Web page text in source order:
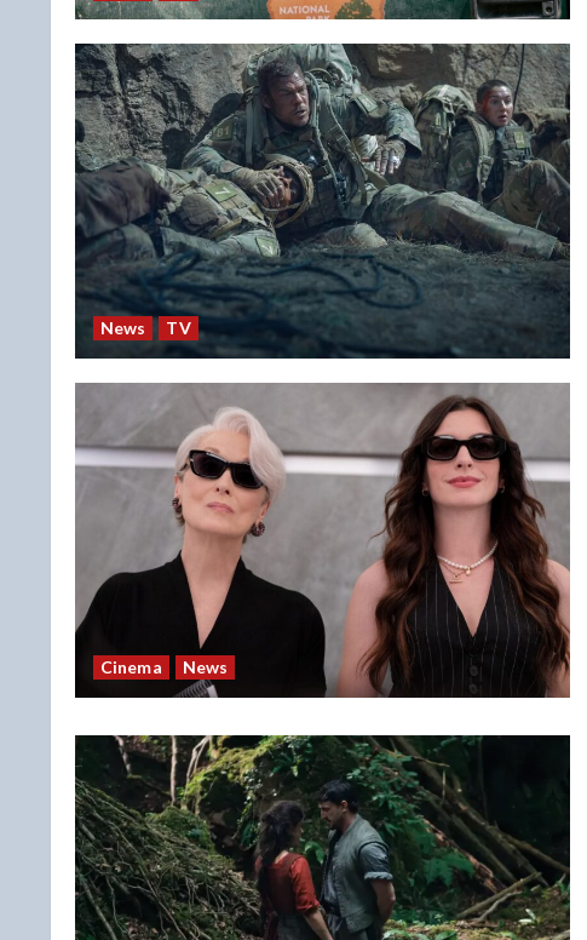
News TV
Cinema
News